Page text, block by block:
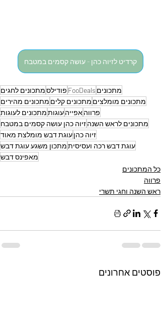
קרדיט לזיוה כהן - עושה קסמים במטבח
מתכונים FooDeals פודילסמתכונים לחגים
מתכונים מומלצים מתכונים קלים מתכונים מהירים
פרווהאפייהעוגותמתכונים לעוגות
מתכונים לראש השנהזיוה כהן עושה קסמים במטבח
זיוה כהןעוגת דבש מומלצת מאוד
עוגת דבש רכה ועסיסיתמתכון משגע עוגת דבש
מאפינס דבש
כל המתכונים
פרווה
ראש השנה וחגי תשרי
פוסטים אחרונים